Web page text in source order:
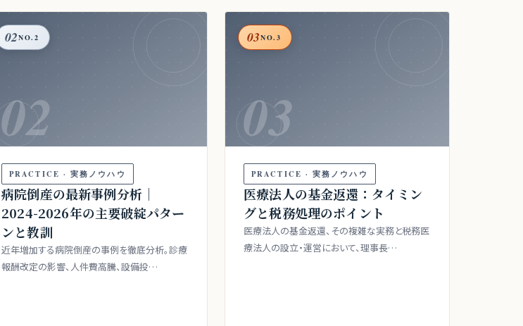
02
02NO.2
PRACTICE · 実務ノウハウ
病院倒産の最新事例分析｜
2024-2026年の主要破綻パター
ンと教訓
近年増加する病院倒産の事例を徹底分析。診療
報酬改定の影響、人件費高騰、設備投…
03
03NO.3
PRACTICE · 実務ノウハウ
医療法人の基金返還：タイミン
グと税務処理のポイント
医療法人の基金返還、その複雑な実務と税務医
療法人の設立・運営において、理事長…